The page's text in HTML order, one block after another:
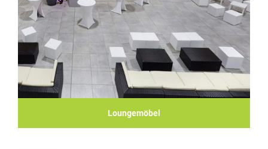
Loungemöbel